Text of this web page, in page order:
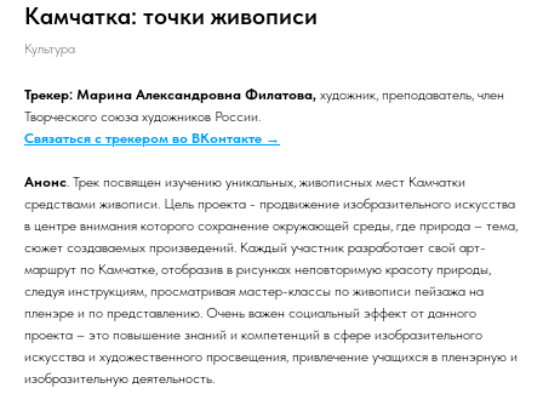
Камчатка: точки живописи
Культура
Трекер: Марина Александровна Филатова, художник, преподаватель, член
Творческого союза художников России.
Связаться с трекером во ВКонтакте →
Анонс. Трек посвящен изучению уникальных, живописных мест Камчатки
средствами живописи. Цель проекта - продвижение изобразительного искусства
в центре внимания которого сохранение окружающей среды, где природа – тема,
сюжет создаваемых произведений. Каждый участник разработает свой арт-
маршрут по Камчатке, отобразив в рисунках неповторимую красоту природы,
следуя инструкциям, просматривая мастер-классы по живописи пейзажа на
пленэре и по представлению. Очень важен социальный эффект от данного
проекта – это повышение знаний и компетенций в сфере изобразительного
искусства и художественного просвещения, привлечение учащихся в пленэрную и
изобразительную деятельность.